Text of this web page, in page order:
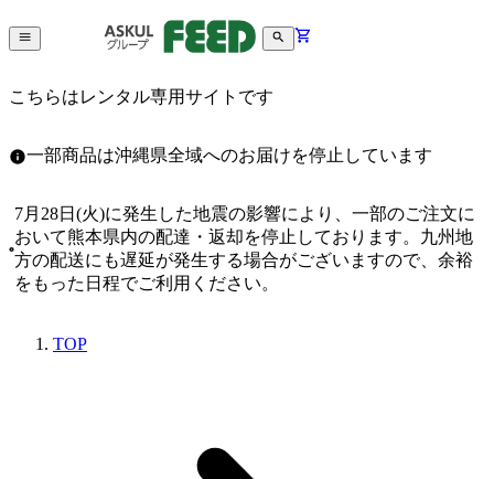
こちらはレンタル専用サイトです
一部商品は沖縄県全域へのお届けを停止しています
7月28日(火)に発生した地震の影響により、一部のご注文に
おいて熊本県内の配達・返却を停止しております。九州地
方の配送にも遅延が発生する場合がございますので、余裕
をもった日程でご利用ください。
TOP